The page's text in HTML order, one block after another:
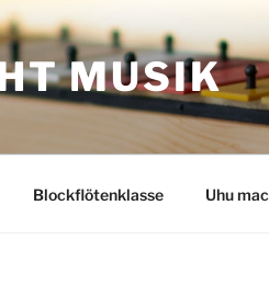
MUSIK
Blockflötenklasse Uhu